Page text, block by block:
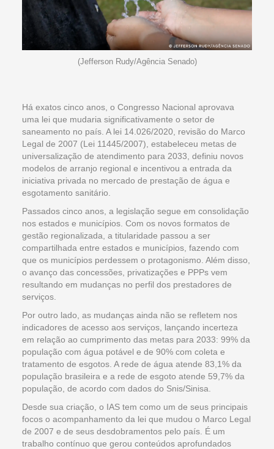
(Jefferson Rudy/Agência Senado)
Há exatos cinco anos, o Congresso Nacional aprovava
uma lei que mudaria significativamente o setor de
saneamento no país. A lei 14.026/2020, revisão do Marco
Legal de 2007 (Lei 11445/2007), estabeleceu metas de
universalização de atendimento para 2033, definiu novos
modelos de arranjo regional e incentivou a entrada da
iniciativa privada no mercado de prestação de água e
esgotamento sanitário.
Passados cinco anos, a legislação segue em consolidação
nos estados e municípios. Com os novos formatos de
gestão regionalizada, a titularidade passou a ser
compartilhada entre estados e municípios, fazendo com
que os municípios perdessem o protagonismo. Além disso,
o avanço das concessões, privatizações e PPPs vem
resultando em mudanças no perfil dos prestadores de
serviços.
Por outro lado, as mudanças ainda não se refletem nos
indicadores de acesso aos serviços, lançando incerteza
em relação ao cumprimento das metas para 2033: 99% da
população com água potável e de 90% com coleta e
tratamento de esgotos. A rede de água atende 83,1% da
população brasileira e a rede de esgoto atende 59,7% da
população, de acordo com dados do Snis/Sinisa.
Desde sua criação, o IAS tem como um de seus principais
focos o acompanhamento da lei que mudou o Marco Legal
de 2007 e de seus desdobramentos pelo país. É um
trabalho contínuo que gerou conteúdos aprofundados